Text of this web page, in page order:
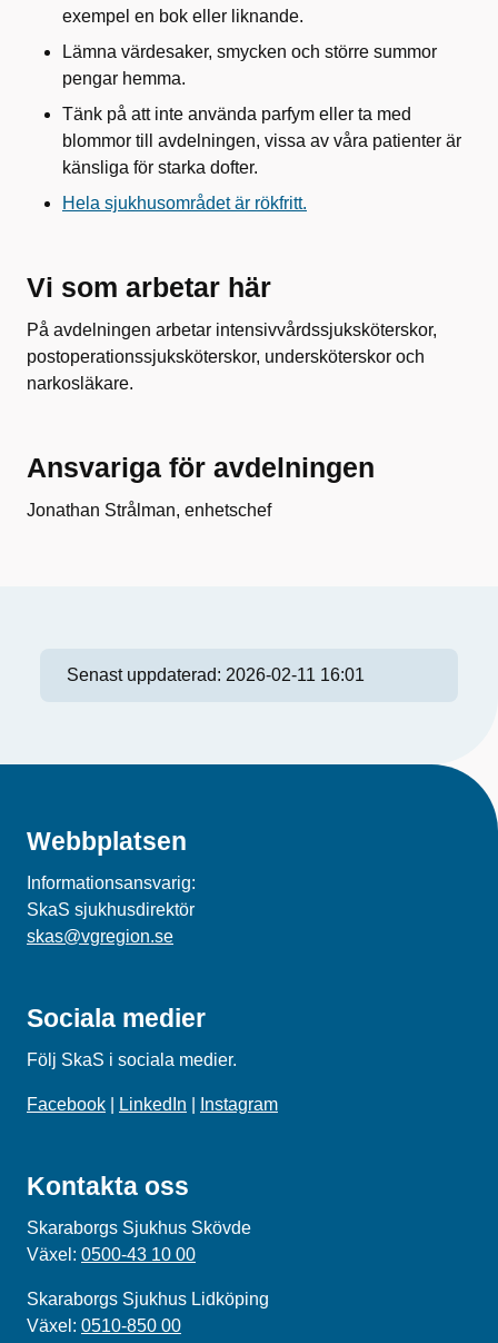
exempel en bok eller liknande.
Lämna värdesaker, smycken och större summor
pengar hemma.
Tänk på att inte använda parfym eller ta med
blommor till avdelningen, vissa av våra patienter är
känsliga för starka dofter.
Hela sjukhusområdet är rökfritt.
Vi som arbetar här
På avdelningen arbetar intensivvårdssjuksköterskor,
postoperationssjuksköterskor, undersköterskor och
narkosläkare.
Ansvariga för avdelningen
Jonathan Strålman, enhetschef
Senast uppdaterad: 2026-02-11 16:01
Webbplatsen
Informationsansvarig:
SkaS sjukhusdirektör
skas@vgregion.se
Sociala medier
Följ SkaS i sociala medier.
Facebook LinkedIn Instagram
Kontakta oss
Skaraborgs Sjukhus Skövde
Växel: 0500-43 10 00
Skaraborgs Sjukhus Lidköping
Växel: 0510-850 00